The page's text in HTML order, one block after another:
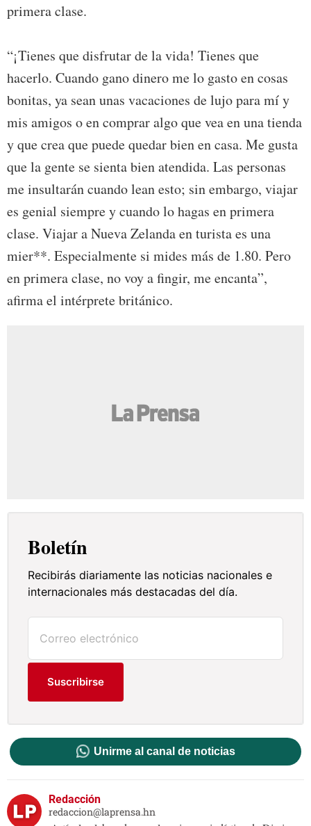
primera clase.
“¡Tienes que disfrutar de la vida! Tienes que
hacerlo. Cuando gano dinero me lo gasto en cosas
bonitas, ya sean unas vacaciones de lujo para mí y
mis amigos o en comprar algo que vea en una tienda
y que crea que puede quedar bien en casa. Me gusta
que la gente se sienta bien atendida. Las personas
me insultarán cuando lean esto; sin embargo, viajar
es genial siempre y cuando lo hagas en primera
clase. Viajar a Nueva Zelanda en turista es una
mier**. Especialmente si mides más de 1.80. Pero
en primera clase, no voy a fingir, me encanta”,
afirma el intérprete británico.
Boletín
Recibirás diariamente las noticias nacionales e
internacionales más destacadas del día.
Suscribirse
Unirme al canal de noticias
Redacción
redaccion@laprensa.hn